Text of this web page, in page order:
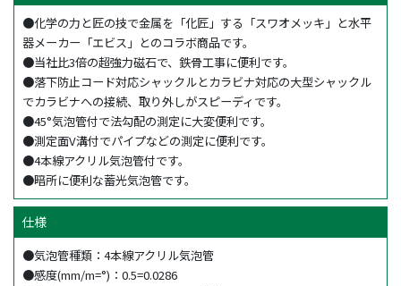
●化学の力と匠の技で金属を「化匠」する「スワオメッキ」と水平
器メーカー「エビス」とのコラボ商品です。
●当社比3倍の超強力磁石で、鉄骨工事に便利です。
●落下防止コード対応シャックルとカラビナ対応の大型シャックル
でカラビナへの接続、取り外しがスピーディです。
●45°気泡管付で法勾配の測定に大変便利です。
●測定面V溝付でパイプなどの測定に便利です。
●4本線アクリル気泡管付です。
●暗所に便利な蓄光気泡管です。
仕様
●気泡管種類：4本線アクリル気泡管
●感度(mm/m=°)：0.5=0.0286